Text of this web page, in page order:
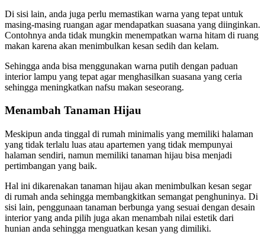
Di sisi lain, anda juga perlu memastikan warna yang tepat untuk
masing-masing ruangan agar mendapatkan suasana yang diinginkan.
Contohnya anda tidak mungkin menempatkan warna hitam di ruang
makan karena akan menimbulkan kesan sedih dan kelam.
Sehingga anda bisa menggunakan warna putih dengan paduan
interior lampu yang tepat agar menghasilkan suasana yang ceria
sehingga meningkatkan nafsu makan seseorang.
Menambah Tanaman Hijau
Meskipun anda tinggal di rumah minimalis yang memiliki halaman
yang tidak terlalu luas atau apartemen yang tidak mempunyai
halaman sendiri, namun memiliki tanaman hijau bisa menjadi
pertimbangan yang baik.
Hal ini dikarenakan tanaman hijau akan menimbulkan kesan segar
di rumah anda sehingga membangkitkan semangat penghuninya. Di
sisi lain, penggunaan tanaman berbunga yang sesuai dengan desain
interior yang anda pilih juga akan menambah nilai estetik dari
hunian anda sehingga menguatkan kesan yang dimiliki.